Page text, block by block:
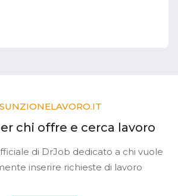
chi offre e cerca lavoro
di DrJob dedicato a chi vuole
inserire richieste di lavoro